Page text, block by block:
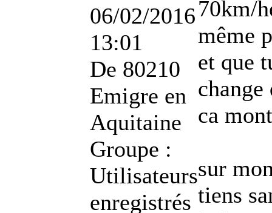
06/02/2016
13:01
De 80210
Emigre en
Aquitaine
Groupe :
Utilisateurs
enregistrés
70km/
même
et que
ca
sur
tiens